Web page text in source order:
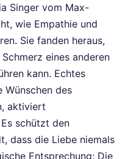
Singer vom Max-
wie Empathie und
Sie fanden heraus,
eines anderen
kann. Echtes
Wünschen des
aktiviert
schützt den
dass die Liebe niemals
Entsprechung: Die